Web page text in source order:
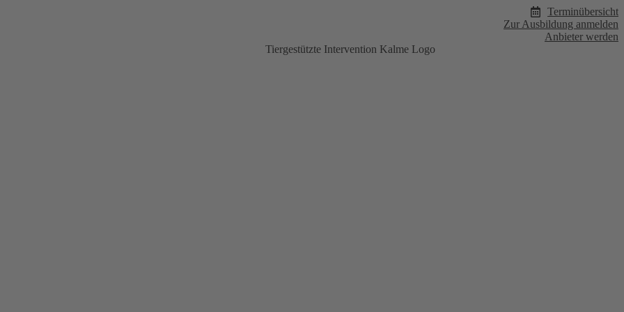
Terminübersicht
Zur Ausbildung anmelden
Anbieter werden